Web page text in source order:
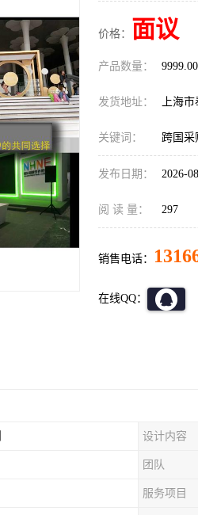
价格： 面议
产品数量：
发货地址： 上海
关键词： 跨国采
发布日期： 2026-
阅 读 量： 297
销售电话：
在线QQ：
设计内容
团队
服务项目